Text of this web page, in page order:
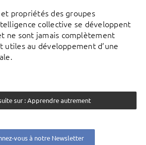
propriétés des groupes
collective se développent
ne sont jamais complètement
utiles au développement d’une
sur : Apprendre autrement
vous à notre Newsletter